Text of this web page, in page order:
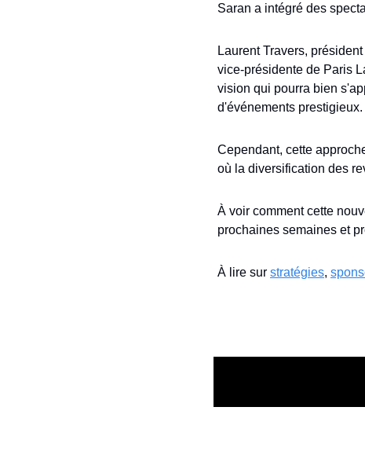
Saran a intégré des
Laurent Travers,
vice-présidente de Paris
vision qui pourra bien
d'événements prestigieux.
Cependant, cette
où la diversification des
À voir comment cette
prochaines semaines et
À lire sur stratégies,